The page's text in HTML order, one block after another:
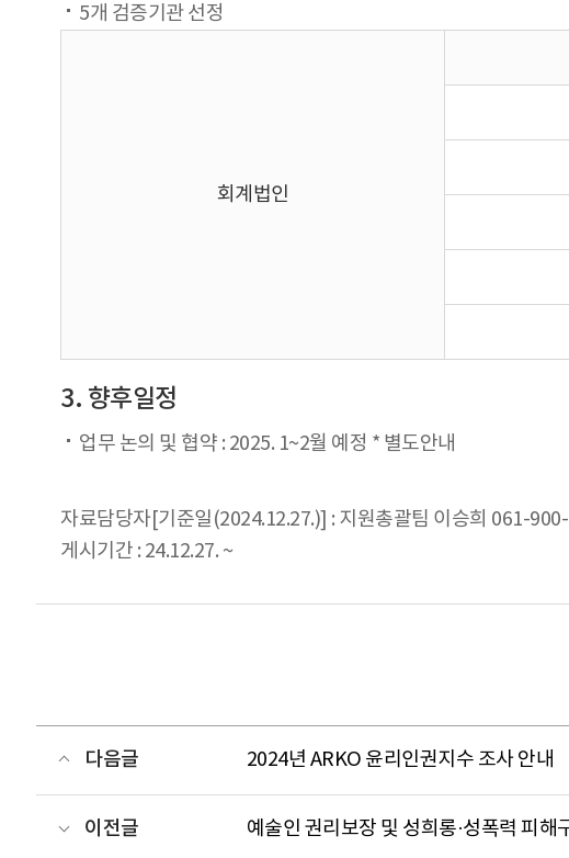
5개 검증기관 선정
회계법인
3. 향후일정
업무 논의 및 협약 : 2025. 1~2월 예정 * 별도안내
자료담당자[기준일(2024.12.27.)] : 지원총괄팀 이승희 061-
게시기간 : 24.12.27. ~
다음글 2024년 ARKO 윤리인권지수 조사 안내
이전글 예술인 권리보장 및 성희롱·성폭력 피해